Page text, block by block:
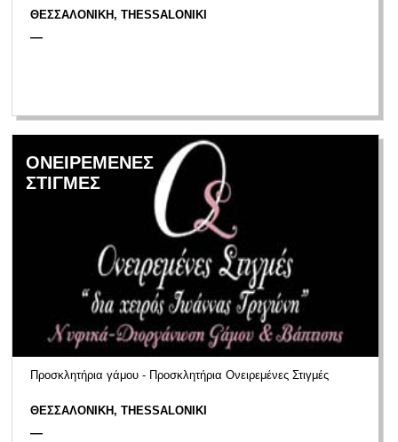
ΘΕΣΣΑΛΟΝΙΚΗ, THESSALONIKI
—
ΟΝΕΙΡΕΜΕΝΕΣ
ΣΤΙΓΜΕΣ
Προσκλητήρια γάμου - Προσκλητήρια Ονειρεμένες Στιγμές
ΘΕΣΣΑΛΟΝΙΚΗ, THESSALONIKI
—